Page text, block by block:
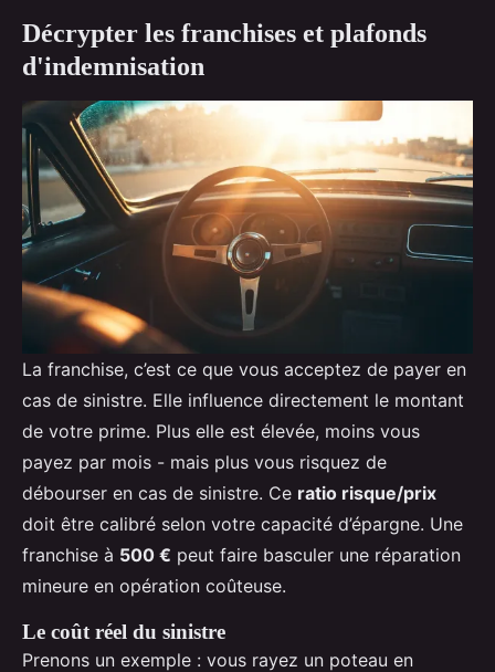
Décrypter les franchises et plafonds
d'indemnisation
La franchise, c’est ce que vous acceptez de payer en
cas de sinistre. Elle influence directement le montant
de votre prime. Plus elle est élevée, moins vous
payez par mois - mais plus vous risquez de
débourser en cas de sinistre. Ce ratio risque/prix
doit être calibré selon votre capacité d’épargne. Une
franchise à 500 € peut faire basculer une réparation
mineure en opération coûteuse.
Le coût réel du sinistre
Prenons un exemple : vous rayez un poteau en